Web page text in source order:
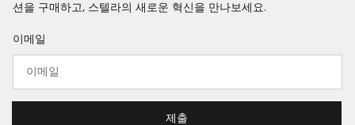
션을 구매하고, 스텔라의 새로운 혁신을 만나보세요.
이메일
제출